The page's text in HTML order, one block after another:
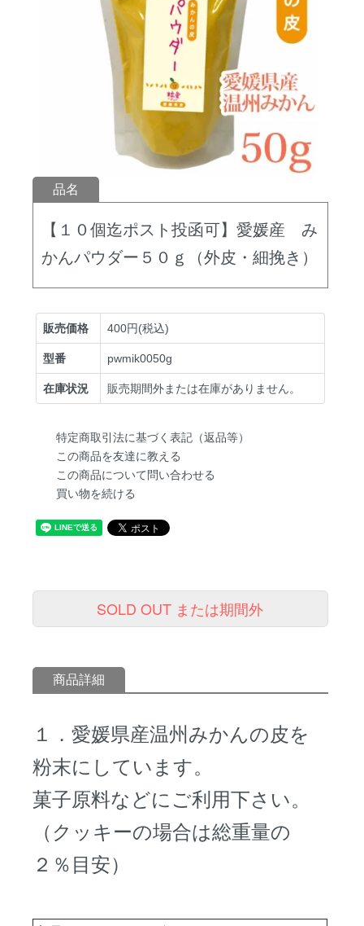
品名
【１０個迄ポスト投函可】愛媛産 み
かんパウダー５０ｇ（外皮・細挽き）
販売価格 400円(税込)
型番 pwmik0050g
在庫状況 販売期間外または在庫がありません。
特定商取引法に基づく表記（返品等）
この商品を友達に教える
この商品について問い合わせる
買い物を続ける
SOLD OUT または期間外
商品詳細
１．愛媛県産温州みかんの皮を
粉末にしています。
菓子原料などにご利用下さい。
（クッキーの場合は総重量の
２％目安）